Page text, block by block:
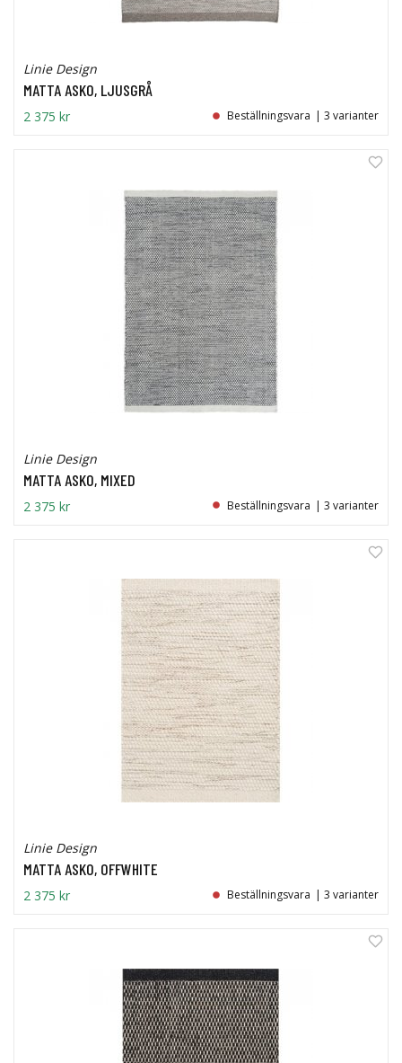
Linie Design
MATTA ASKO, LJUSGRÅ
2 375 kr Beställningsvara | 3 varianter
Linie Design
MATTA ASKO, MIXED
2 375 kr Beställningsvara | 3 varianter
Linie Design
MATTA ASKO, OFFWHITE
2 375 kr Beställningsvara | 3 varianter